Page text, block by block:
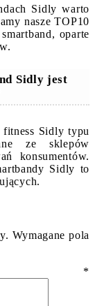
Sidly warto
nasze TOP10
oparte
Sidly jest
fitness Sidly typu
ze sklepów
konsumentów.
Sidly to
Wymagane pola
*